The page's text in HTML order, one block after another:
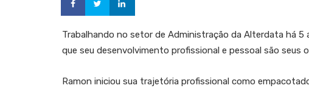
Trabalhando no setor de Administração da Alterdata há 5
que seu desenvolvimento profissional e pessoal são seus
Ramon iniciou sua trajetória profissional como